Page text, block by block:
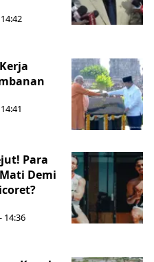
Para
Demi
14:36